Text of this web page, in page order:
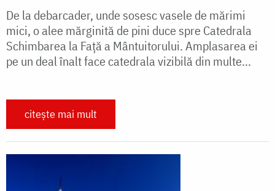
De la debarcader, unde sosesc vasele de mărimi
mici, o alee mărginită de pini duce spre Catedrala
Schimbarea la Faţă a Mântuitorului. Amplasarea ei
pe un deal înalt face catedrala vizibilă din multe...
citește mai mult